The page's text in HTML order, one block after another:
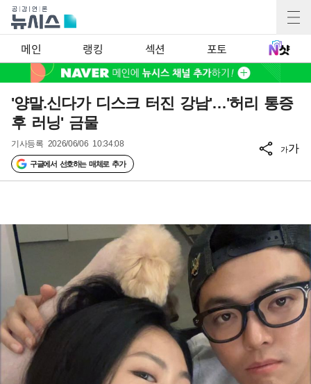
메인 랭킹 섹션 포토
'양말.신다가 디스크 터진 강남'…'허리 통증
후 러닝' 금물
기사등록 2026/06/06 10:34:08
구글에서 선호하는 매체로 추가
가가